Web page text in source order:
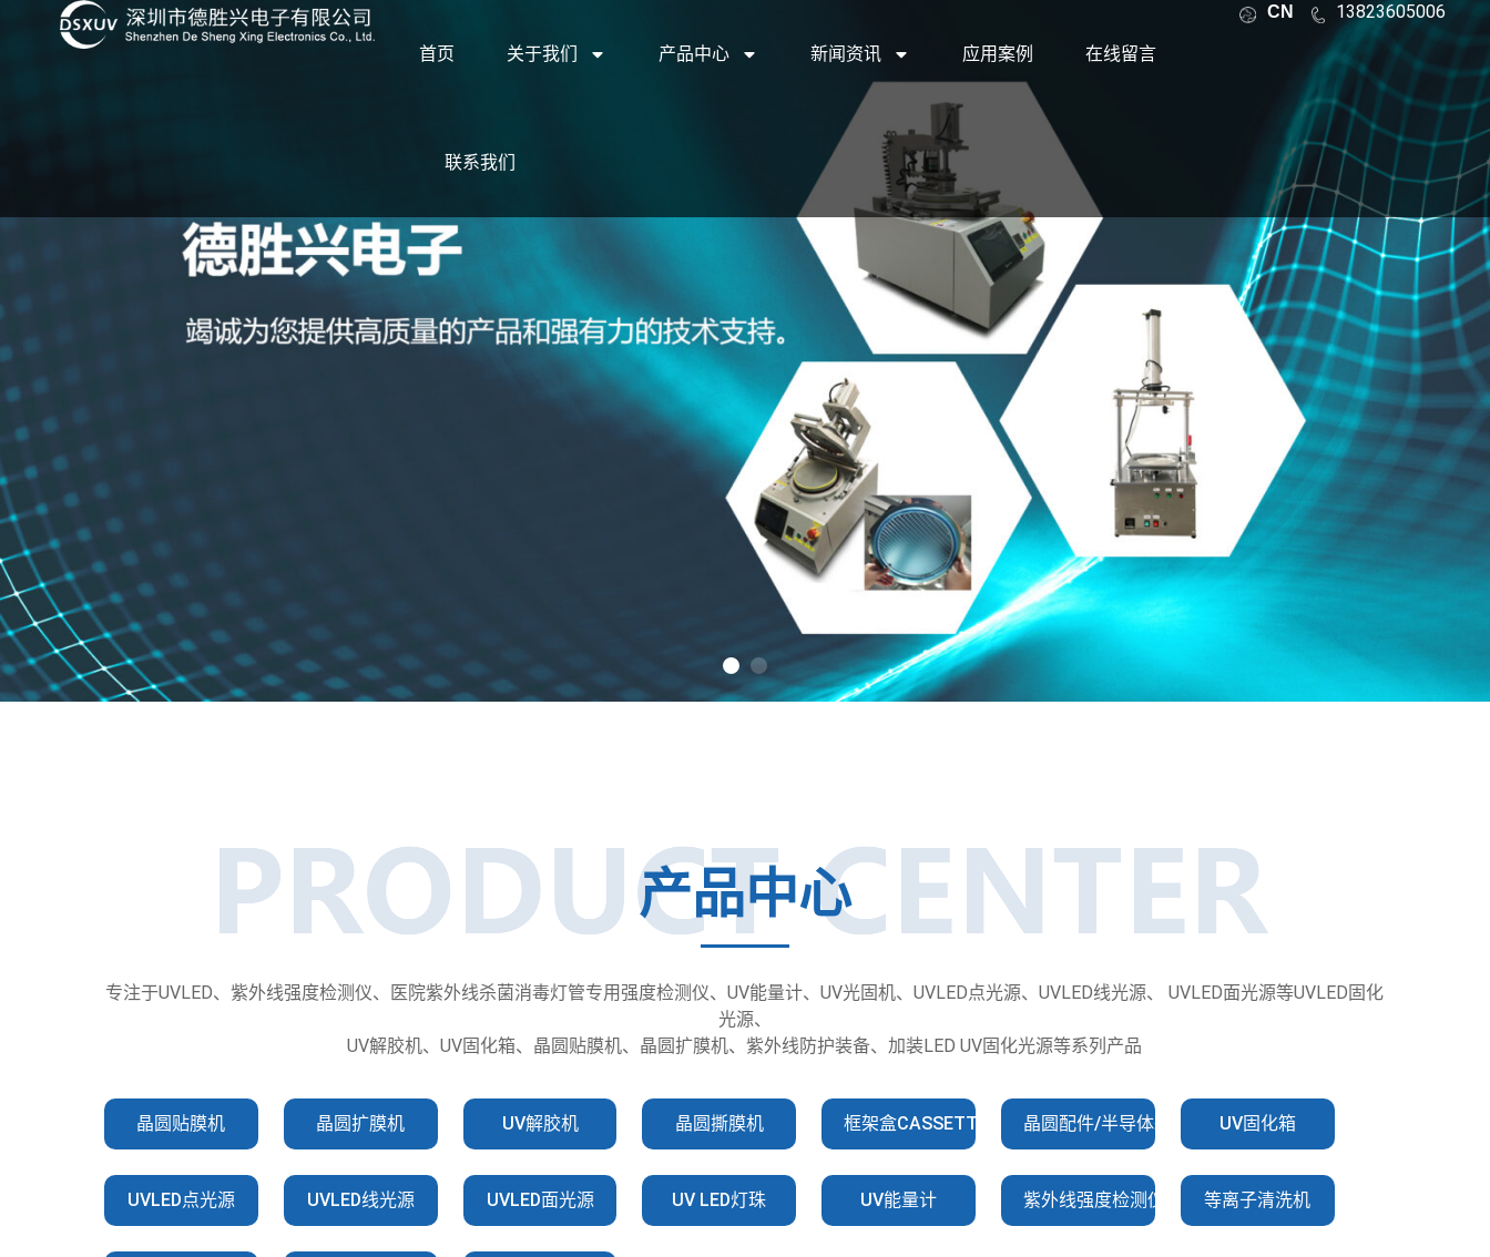
首页 关于我们 产品中心 新闻资讯 应用案例 在线留言
联系我们
CN 13823605006
产品中心
专注于UVLED、紫外线强度检测仪、医院紫外线杀菌消毒灯管专用强度检测仪、UV能量计、UV光固机、UVLED点光源、UVLED线光源、 UVLED面光源等UVLED固化
光源、
UV解胶机、UV固化箱、晶圆贴膜机、晶圆扩膜机、紫外线防护装备、加装LED UV固化光源等系列产品
晶圆贴膜机 晶圆扩膜机 UV解胶机 晶圆撕膜机 框架盒CASSETTE 晶圆配件/半导体耗材 UV固化箱
UVLED点光源 UVLED线光源 UVLED面光源 UV LED灯珠 UV能量计 紫外线强度检测仪 等离子清洗机